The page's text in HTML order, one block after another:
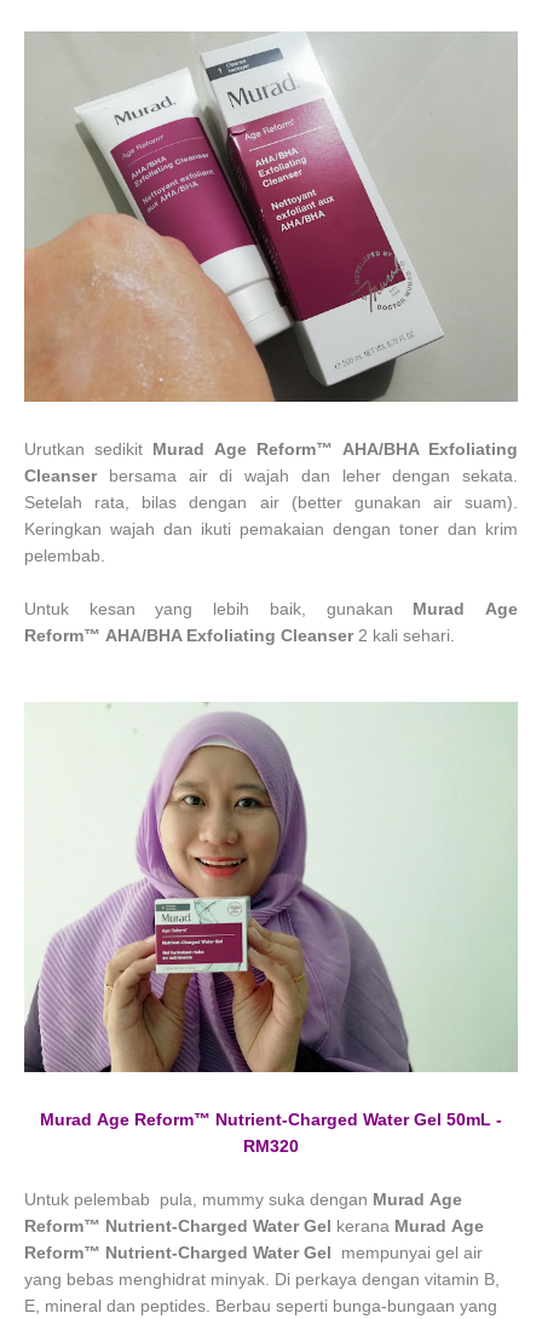
Urutkan sedikit Murad Age Reform™ AHA/BHA Exfoliating
Cleanser bersama air di wajah dan leher dengan sekata.
Setelah rata, bilas dengan air (better gunakan air suam).
Keringkan wajah dan ikuti pemakaian dengan toner dan krim
pelembab.
Untuk kesan yang lebih baik, gunakan Murad Age
Reform™ AHA/BHA Exfoliating Cleanser 2 kali sehari.
Murad Age Reform™ Nutrient-Charged Water Gel 50mL -
RM320
Untuk pelembab pula, mummy suka dengan Murad Age
Reform™ Nutrient-Charged Water Gel kerana Murad Age
Reform™ Nutrient-Charged Water Gel mempunyai gel air
yang bebas menghidrat minyak. Di perkaya dengan vitamin B,
E, mineral dan peptides. Berbau seperti bunga-bungaan yang